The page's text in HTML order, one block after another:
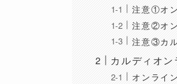
注意①オ
注意②オ
注意③カ
カルディオ
オンライ